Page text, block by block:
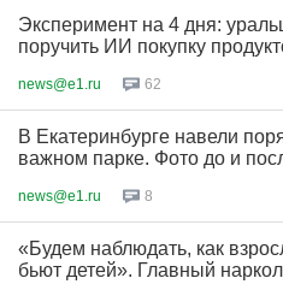
Эксперимент на 4 дня:
поручить ИИ покупку
news@e1.ru 62
В Екатеринбурге навели
важном парке. Фото до и
news@e1.ru 8
«Будем наблюдать, как
бьют детей». Главный